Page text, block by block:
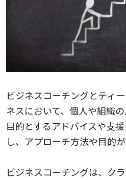
ビジネスコーチングとティ
ネスにおいて、個人や組織
目的とするアドバイスや支
し、アプローチ方法や目的が
ビジネスコーチングは、ク